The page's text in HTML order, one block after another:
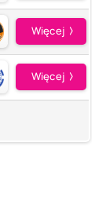
Więcej
Więcej